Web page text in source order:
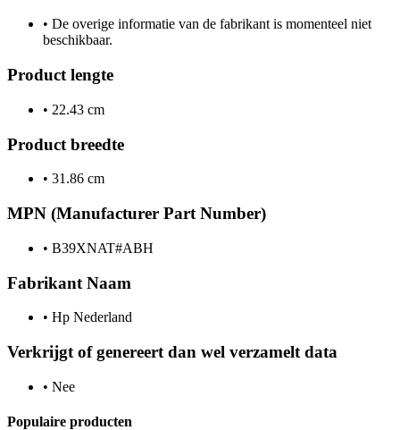
• De overige informatie van de fabrikant is momenteel niet
beschikbaar.
Product lengte
• 22.43 cm
Product breedte
• 31.86 cm
MPN (Manufacturer Part Number)
• B39XNAT#ABH
Fabrikant Naam
• Hp Nederland
Verkrijgt of genereert dan wel verzamelt data
• Nee
Populaire producten